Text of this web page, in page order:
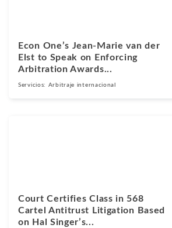
Econ One’s Jean-Marie van der
Elst to Speak on Enforcing
Arbitration Awards...
Servicios: Arbitraje internacional
Court Certifies Class in 568
Cartel Antitrust Litigation Based
on Hal Singer’s...